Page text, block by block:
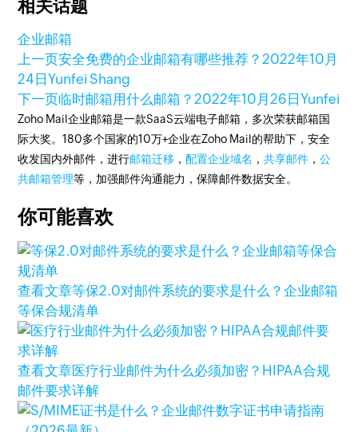
相关话题
企业邮箱
上一页安全免费的企业邮箱有哪些推荐？2022年10月
24日Yunfei Shang
下一页临时邮箱用什么邮箱？2022年10月26日Yunfei
Zoho Mail企业邮箱是一款SaaS云端电子邮箱，多次荣获邮箱国
际大奖。180多个国家的10万+企业在Zoho Mail的帮助下，安全
收发国内外邮件，进行邮箱迁移 ，配置企业域名 ，共享邮件 ，公
共邮箱管理等，加强邮件沟通能力，保障邮件数据安全。
你可能喜欢
查看文章等保2.0对邮件系统的要求是什么？企业邮箱
等保合规清单
查看文章医疗行业邮件为什么必须加密？HIPAA合规
邮件要求详解